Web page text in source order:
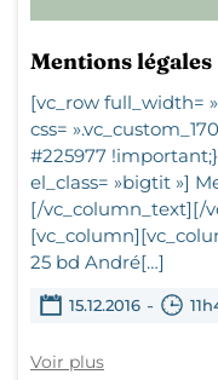
Mentions légales
[vc_row full_width=
css=
#225977
el_class= »bigtit »]
[/vc_column_text][/
25 bd André[…]
15.12.2016 -
Voir plus